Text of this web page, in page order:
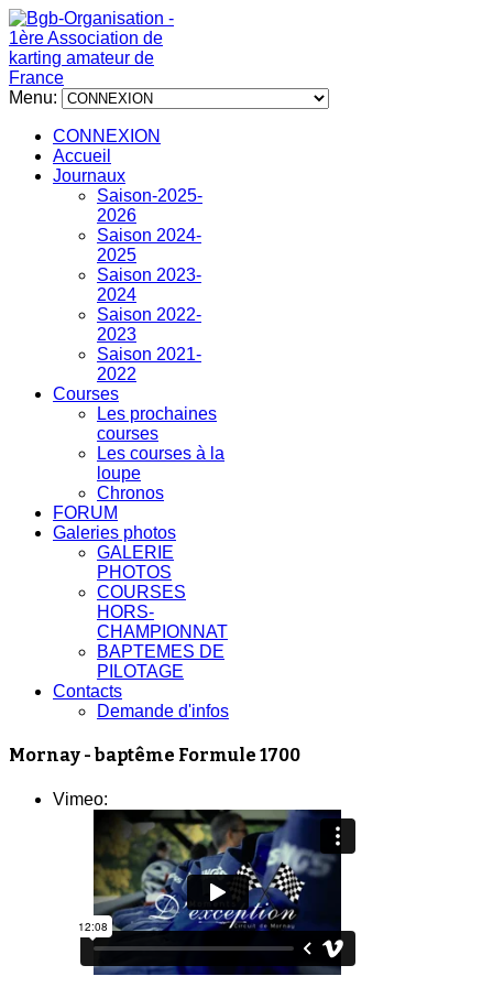
Menu:
CONNEXION
Accueil
Journaux
Saison-2025-
2026
Saison 2024-
2025
Saison 2023-
2024
Saison 2022-
2023
Saison 2021-
2022
Courses
Les prochaines
courses
Les courses à la
loupe
Chronos
FORUM
Galeries photos
GALERIE
PHOTOS
COURSES
HORS-
CHAMPIONNAT
BAPTEMES DE
PILOTAGE
Contacts
Demande d'infos
Mornay - baptême Formule 1700
Vimeo: